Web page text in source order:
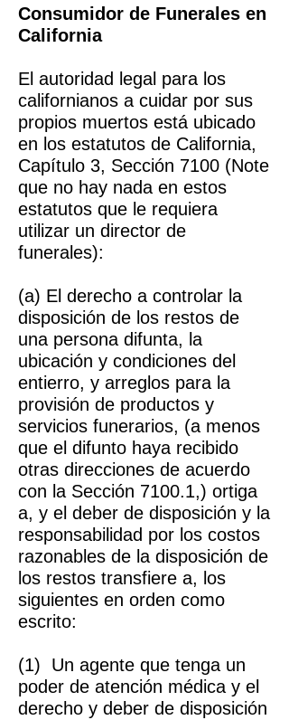
Consumidor de Funerales en
California
El autoridad legal para los
californianos a cuidar por sus
propios muertos está ubicado
en los estatutos de California,
Capítulo 3, Sección 7100 (Note
que no hay nada en estos
estatutos que le requiera
utilizar un director de
funerales):
(a) El derecho a controlar la
disposición de los restos de
una persona difunta, la
ubicación y condiciones del
entierro, y arreglos para la
provisión de productos y
servicios funerarios, (a menos
que el difunto haya recibido
otras direcciones de acuerdo
con la Sección 7100.1,) ortiga
a, y el deber de disposición y la
responsabilidad por los costos
razonables de la disposición de
los restos transfiere a, los
siguientes en orden como
escrito:
(1) Un agente que tenga un
poder de atención médica y el
derecho y deber de disposición